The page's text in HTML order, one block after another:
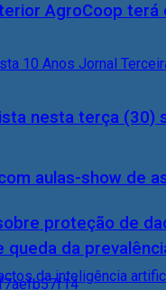
AgroCoop
nesta terça (30)
proteção de
aulas-show de
queda da